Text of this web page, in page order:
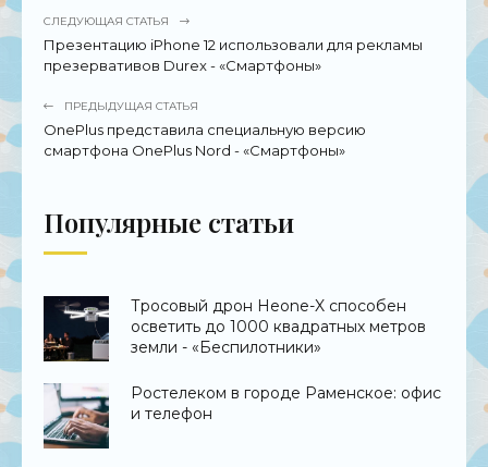
СЛЕДУЮЩАЯ СТАТЬЯ
Презентацию iPhone 12 использовали для рекламы
презервативов Durex - «Смартфоны»
ПРЕДЫДУЩАЯ СТАТЬЯ
OnePlus представила специальную версию
смартфона OnePlus Nord - «Смартфоны»
Популярные статьи
Тросовый дрон Heone-X способен
осветить до 1000 квадратных метров
земли - «Беспилотники»
Ростелеком в городе Раменское: офис
и телефон